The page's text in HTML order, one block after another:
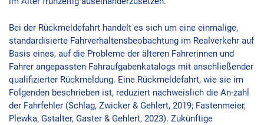
Bei der Rückmeldefahrt handelt es sich um eine einmalige,
standardisierte Fahrverhaltensbeobachtung im Realverkehr auf
Basis eines, auf die Probleme der älteren Fahrerinnen und
Fahrer angepassten Fahraufgabenkatalogs mit anschließender
qualifizierter Rückmeldung. Eine Rückmeldefahrt, wie sie im
Folgenden beschrieben ist, reduziert nachweislich die An-zahl
der Fahrfehler (Schlag, Zwicker & Gehlert, 2019; Fastenmeier,
Plewka, Gstalter, Gaster & Gehlert, 2023). Zukünftige